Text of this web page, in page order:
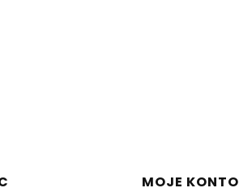
MOJE KONTO